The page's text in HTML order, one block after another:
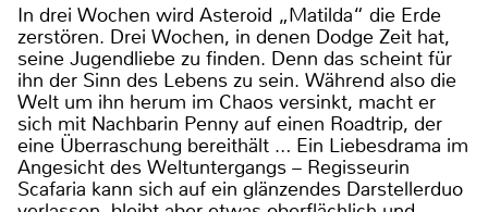
In drei Wochen wird Asteroid „Matilda“ die Erde
zerstören. Drei Wochen, in denen Dodge Zeit hat,
seine Jugendliebe zu finden. Denn das scheint für
ihn der Sinn des Lebens zu sein. Während also die
Welt um ihn herum im Chaos versinkt, macht er
sich mit Nachbarin Penny auf einen Roadtrip, der
eine Überraschung bereithält … Ein Liebesdrama im
Angesicht des Weltuntergangs – Regisseurin
Scafaria kann sich auf ein glänzendes Darstellerduo